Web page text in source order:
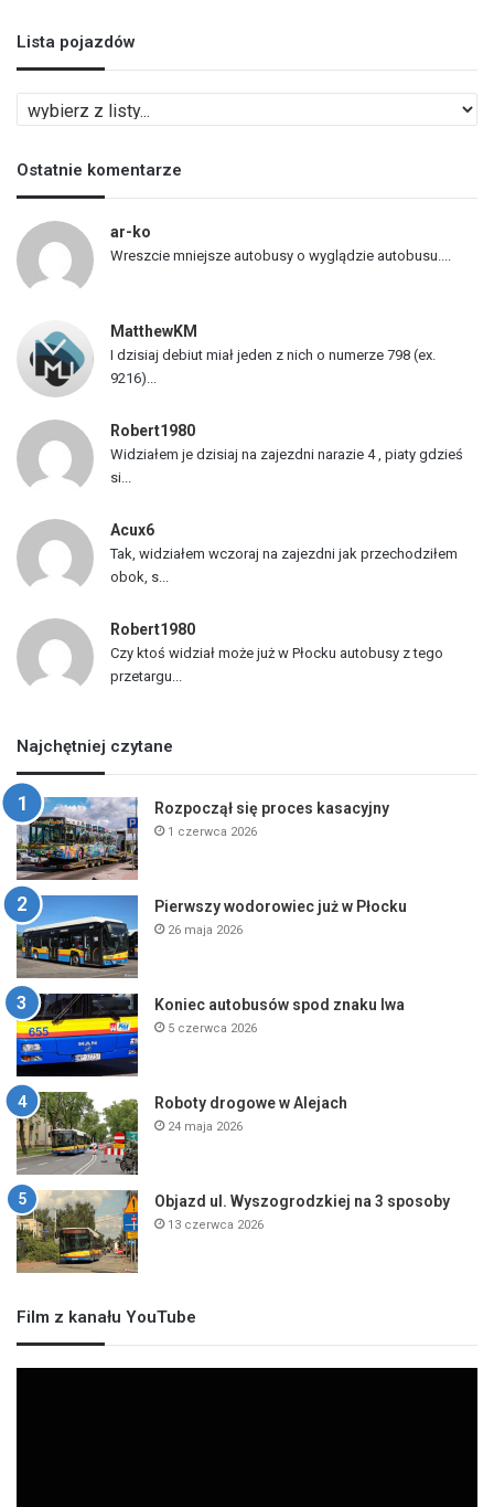
Lista pojazdów
i
t
a
o
j
w
Ostatnie komentarze
ar-ko
Wreszcie mniejsze autobusy o wyglądzie autobusu....
MatthewKM
I dzisiaj debiut miał jeden z nich o numerze 798 (ex.
9216)...
Robert1980
Widziałem je dzisiaj na zajezdni narazie 4 , piaty gdzieś
si...
Acux6
Tak, widziałem wczoraj na zajezdni jak przechodziłem
obok, s...
Robert1980
Czy ktoś widział może już w Płocku autobusy z tego
przetargu...
Najchętniej czytane
Rozpoczął się proces kasacyjny
1 czerwca 2026
Pierwszy wodorowiec już w Płocku
26 maja 2026
Koniec autobusów spod znaku lwa
5 czerwca 2026
Roboty drogowe w Alejach
24 maja 2026
Objazd ul. Wyszogrodzkiej na 3 sposoby
13 czerwca 2026
Film z kanału YouTube